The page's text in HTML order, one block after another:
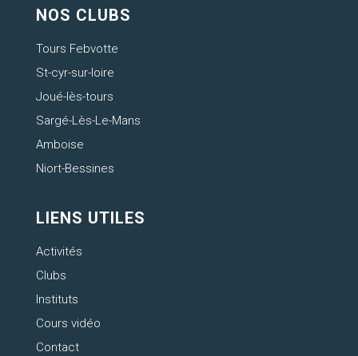
NOS CLUBS
Tours Febvotte
St-cyr-sur-loire
Joué-lès-tours
Sargé-Lès-Le-Mans
Amboise
Niort-Bessines
LIENS UTILES
Activités
Clubs
Instituts
Cours vidéo
Contact